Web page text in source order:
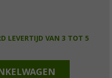
LEVERTIJD VAN 3 TOT 5